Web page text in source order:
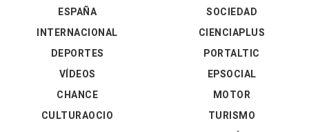
ESPAÑA
INTERNACIONAL
DEPORTES
VÍDEOS
SOCIEDAD
CIENCIAPLUS
PORTALTIC
EPSOCIAL
CHANCE
CULTURAOCIO
MOTOR
TURISMO